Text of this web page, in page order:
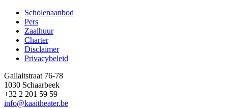
Footer
Scholenaanbod
Pers
Zaalhuur
Charter
Disclaimer
Privacybeleid
Gallaitstraat 76-78
1030 Schaarbeek
+32 2 201 59 59
info@kaaitheater.be